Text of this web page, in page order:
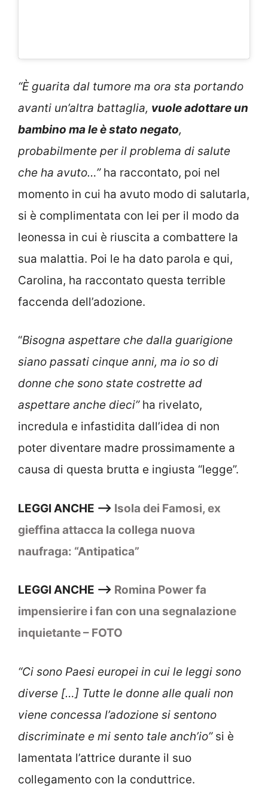
“È guarita dal tumore ma ora sta portando
avanti un’altra battaglia, vuole adottare un
bambino ma le è stato negato,
probabilmente per il problema di salute
che ha avuto…” ha raccontato, poi nel
momento in cui ha avuto modo di salutarla,
si è complimentata con lei per il modo da
leonessa in cui è riuscita a combattere la
sua malattia. Poi le ha dato parola e qui,
Carolina, ha raccontato questa terrible
faccenda dell’adozione.
“Bisogna aspettare che dalla guarigione
siano passati cinque anni, ma io so di
donne che sono state costrette ad
aspettare anche dieci” ha rivelato,
incredula e infastidita dall’idea di non
poter diventare madre prossimamente a
causa di questa brutta e ingiusta “legge”.
LEGGI ANCHE –> Isola dei Famosi, ex
gieffina attacca la collega nuova
naufraga: “Antipatica”
LEGGI ANCHE –> Romina Power fa
impensierire i fan con una segnalazione
inquietante – FOTO
“Ci sono Paesi europei in cui le leggi sono
diverse […] Tutte le donne alle quali non
viene concessa l’adozione si sentono
discriminate e mi sento tale anch’io” si è
lamentata l’attrice durante il suo
collegamento con la conduttrice.